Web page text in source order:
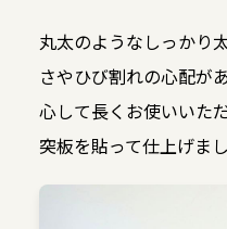
丸太のようなしっかり
さやひび割れの心配が
心して長くお使いいた
突板を貼って仕上げまし